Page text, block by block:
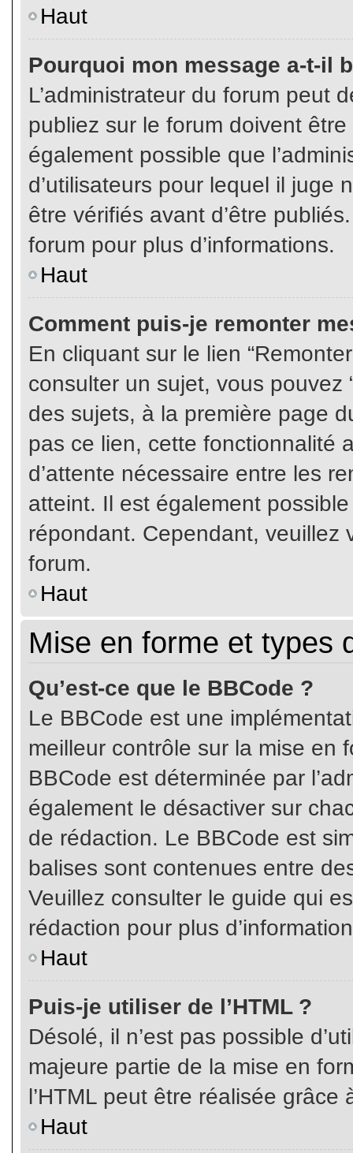
Haut
Pourquoi mon message a-t-il
L’administrateur du forum peut
publiez sur le forum doivent
également possible que
d’utilisateurs pour lequel il juge
être vérifiés avant d’être
forum pour plus d’informations.
Haut
Comment puis-je remonter
En cliquant sur le lien
consulter un sujet, vous pouvez
des sujets, à la première page
pas ce lien, cette fonctionnalité
d’attente nécessaire entre les
atteint. Il est également
répondant. Cependant, veuillez
forum.
Haut
Mise en forme et types
Qu’est-ce que le BBCode ?
Le BBCode est une
meilleur contrôle sur la mise en
BBCode est déterminée par
également le désactiver sur
de rédaction. Le BBCode est
balises sont contenues entre
Veuillez consulter le guide qui
rédaction pour plus
Haut
Puis-je utiliser de l’HTML ?
Désolé, il n’est pas possible
majeure partie de la mise en
l’HTML peut être réalisée grâce
Haut